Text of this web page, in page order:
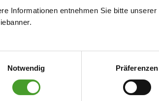
Informationen entnehmen Sie bitte unserer
Notwendig
Präferenzen